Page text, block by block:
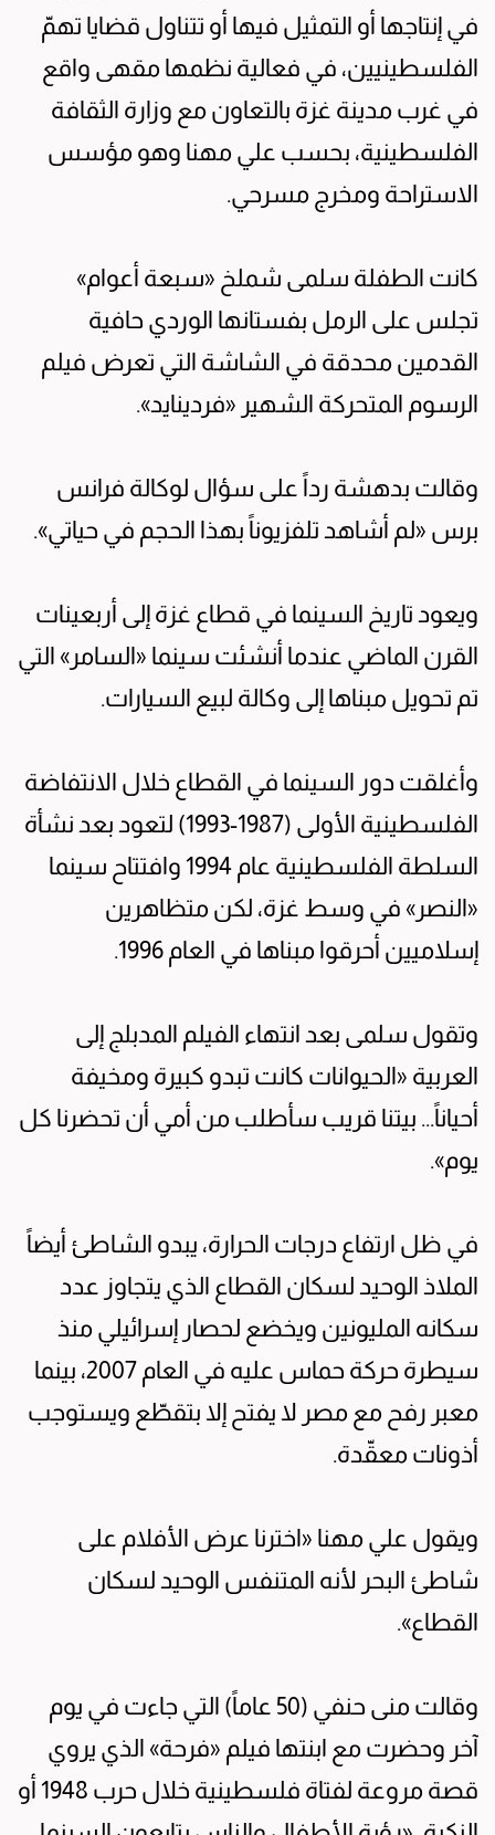
في إنتاجها أو التمثيل فيها أو تتناول قضايا تهمّ
الفلسطينيين، في فعالية نظمها مقهى واقع
في غرب مدينة غزة بالتعاون مع وزارة الثقافة
الفلسطينية، بحسب علي مهنا وهو مؤسس
الاستراحة ومخرج مسرحي.
كانت الطفلة سلمى شملخ «سبعة أعوام»
تجلس على الرمل بفستانها الوردي حافية
القدمين محدقة في الشاشة التي تعرض فيلم
الرسوم المتحركة الشهير «فردينايد».
وقالت بدهشة رداً على سؤال لوكالة فرانس
برس «لم أشاهد تلفزيوناً بهذا الحجم في حياتي».
ويعود تاريخ السينما في قطاع غزة إلى أربعينات
القرن الماضي عندما أنشئت سينما «السامر» التي
تم تحويل مبناها إلى وكالة لبيع السيارات.
وأغلقت دور السينما في القطاع خلال الانتفاضة
الفلسطينية الأولى (1987-1993) لتعود بعد نشأة
السلطة الفلسطينية عام 1994 وافتتاح سينما
«النصر» في وسط غزة، لكن متظاهرين
إسلاميين أحرقوا مبناها في العام 1996.
وتقول سلمى بعد انتهاء الفيلم المدبلج إلى
العربية «الحيوانات كانت تبدو كبيرة ومخيفة
أحياناً... بيتنا قريب سأطلب من أمي أن تحضرنا كل
يوم».
في ظل ارتفاع درجات الحرارة، يبدو الشاطئ أيضاً
الملاذ الوحيد لسكان القطاع الذي يتجاوز عدد
سكانه المليونين ويخضع لحصار إسرائيلي منذ
سيطرة حركة حماس عليه في العام 2007، بينما
معبر رفح مع مصر لا يفتح إلا بتقطّع ويستوجب
أذونات معقّدة.
ويقول علي مهنا «اخترنا عرض الأفلام على
شاطئ البحر لأنه المتنفس الوحيد لسكان
القطاع».
وقالت منى حنفي (50 عاماً) التي جاءت في يوم
آخر وحضرت مع ابنتها فيلم «فرحة» الذي يروي
قصة مروعة لفتاة فلسطينية خلال حرب 1948 أو